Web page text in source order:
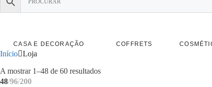
CASA E DECORAÇÃO COFFRETS
Início Loja
A mostrar 1–48 de 60 resultadosOrdenado
48 96 200